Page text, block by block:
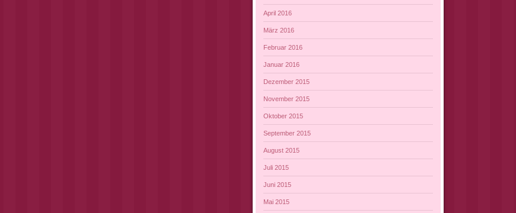
April 2016
März 2016
Februar 2016
Januar 2016
Dezember 2015
November 2015
Oktober 2015
September 2015
August 2015
Juli 2015
Juni 2015
Mai 2015